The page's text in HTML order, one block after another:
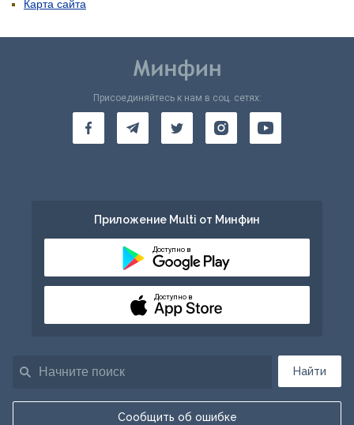
Карта сайта
Найти
Сообщить об ошибке
Присоединяйтесь к нам в соц. сетях:
Приложение Multi от Минфин
Доступно в
Доступно в